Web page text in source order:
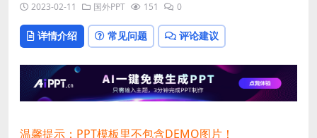
2023-02-11 国外PPT 151 0
详情介绍 常见问题 评论建议
温馨提示：PPT模板里不包含DEMO图片！